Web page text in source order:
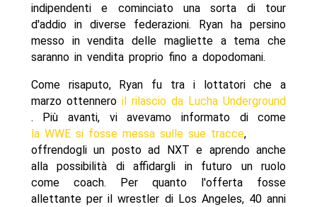
indipendenti e cominciato una sorta di tour
d'addio in diverse federazioni. Ryan ha persino
messo in vendita delle magliette a tema che
saranno in vendita proprio fino a dopodomani.
Come risaputo, Ryan fu tra i lottatori che a
marzo ottenneroil rilascio da Lucha Underground
. Più avanti, vi avevamo informato di come
la WWE si fosse messa sulle sue tracce,
offrendogli un posto ad NXT e aprendo anche
alla possibilità di affidargli in futuro un ruolo
come coach. Per quanto l'offerta fosse
allettante per il wrestler di Los Angeles, 40 anni